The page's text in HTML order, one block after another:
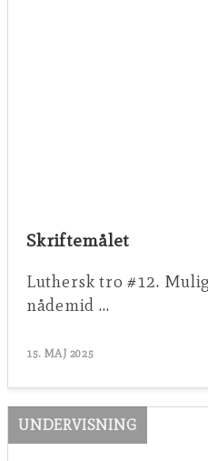
Skriftemålet
Luthersk tro #12.
nådemid …
15. MAJ 2025
UNDERVISNING